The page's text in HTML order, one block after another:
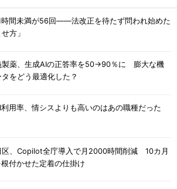
時間未満が56回――法改正を待たず問われ始めた
せ方」
製薬、生成AIの正答率を50→90％に 膨大な機
をどう最適化した？
用率、情シスよりも高いのはあの職種だった
区、Copilot全庁導入で月2000時間削減 10カ月
付かせた定着の仕掛け